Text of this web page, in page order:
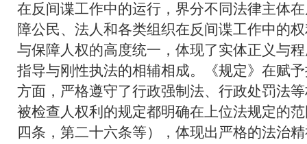
在反间谍工作中的运行，界分不同法律主体
障公民、法人和各类组织在反间谍工作中的
与保障人权的高度统一，体现了实体正义与
指导与刚性执法的相辅相成。《规定》在赋
方面，严格遵守了行政强制法、行政处罚法
被检查人权利的规定都明确在上位法规定的
四条，第二十六条等），体现出严格的法治